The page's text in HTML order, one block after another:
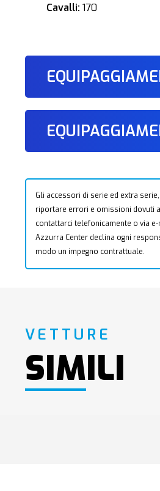
Cavalli: 170
Gli accessori di serie ed extra
riportare errori e omissioni dovuti
contattarci telefonicamente o via
Azzurra Center declina ogni
modo un impegno contrattuale.
VETTURE
SIMILI